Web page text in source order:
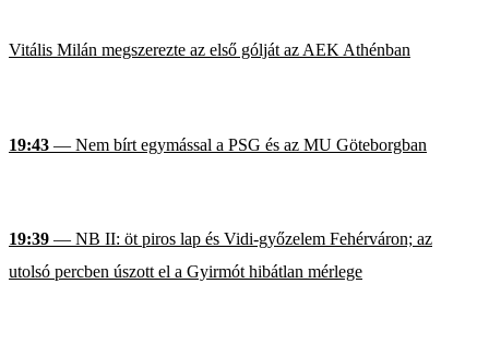
Vitális Milán megszerezte az első gólját az AEK Athénban
19:43 — Nem bírt egymással a PSG és az MU Göteborgban
19:39 — NB II: öt piros lap és Vidi-győzelem Fehérváron; az
utolsó percben úszott el a Gyirmót hibátlan mérlege